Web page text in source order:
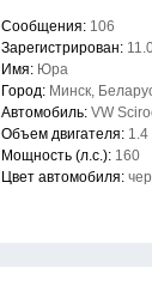
Сообщения: 106
Зарегистрирован:
Имя: Юра
Город: Минск,
Автомобиль: VW
Объем двигателя: 1.4
Мощность (л.с.): 160
Цвет автомобиля: